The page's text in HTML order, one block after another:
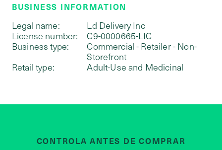
BUSINESS INFORMATION
Legal name:
Ld Delivery Inc
License number:
C9-0000665-LIC
Business type:
Commercial - Retailer - Non-
Storefront
Retail type:
Adult-Use and Medicinal
CONTROLA ANTES DE COMPRAR